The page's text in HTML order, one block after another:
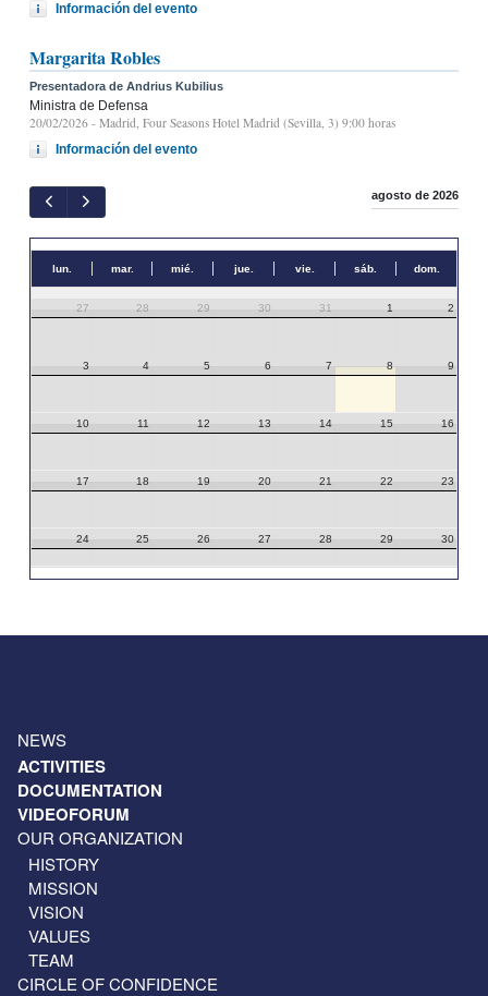
Información del evento
Margarita Robles
Presentadora de Andrius Kubilius
Ministra de Defensa
20/02/2026 - Madrid, Four Seasons Hotel Madrid (Sevilla, 3) 9:00 horas
Información del evento
agosto de 2026
lun. mar. mié. jue. vie. sáb. dom.
27 28 29 30 31 1 2
3 4 5 6 7 8 9
10 11 12 13 14 15 16
17 18 19 20 21 22 23
24 25 26 27 28 29 30
NEWS
ACTIVITIES
DOCUMENTATION
VIDEOFORUM
OUR ORGANIZATION
HISTORY
MISSION
VISION
VALUES
TEAM
CIRCLE OF CONFIDENCE